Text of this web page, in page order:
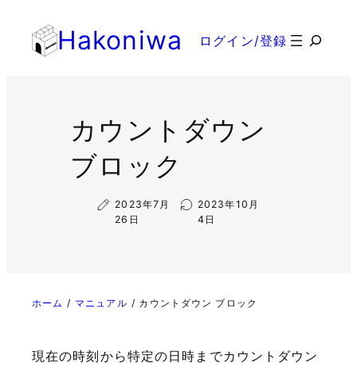
Hakoniwa ログイン/登録
検
カウントダウン
ブロック
2023年7月
26日
2023年10月
4日
ホーム マニュアル カウントダウン ブロック
現在の時刻から特定の日時までカウントダウン